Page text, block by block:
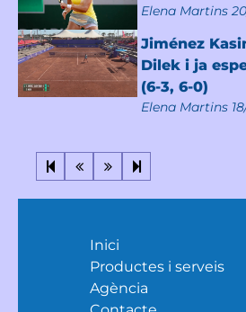
Elena Martins
Jiménez
Dilek i ja
(6-3, 6-0)
Elena Martins
Inici
Productes i serveis
Agència